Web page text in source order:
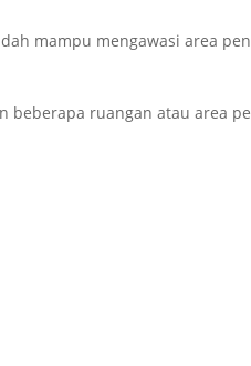
mampu mengawasi area
beberapa ruangan atau area